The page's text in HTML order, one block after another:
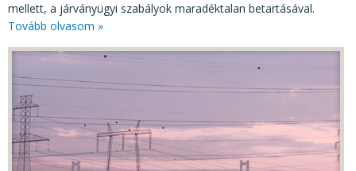
mellett, a járványügyi szabályok maradéktalan betartásával.
Tovább olvasom »